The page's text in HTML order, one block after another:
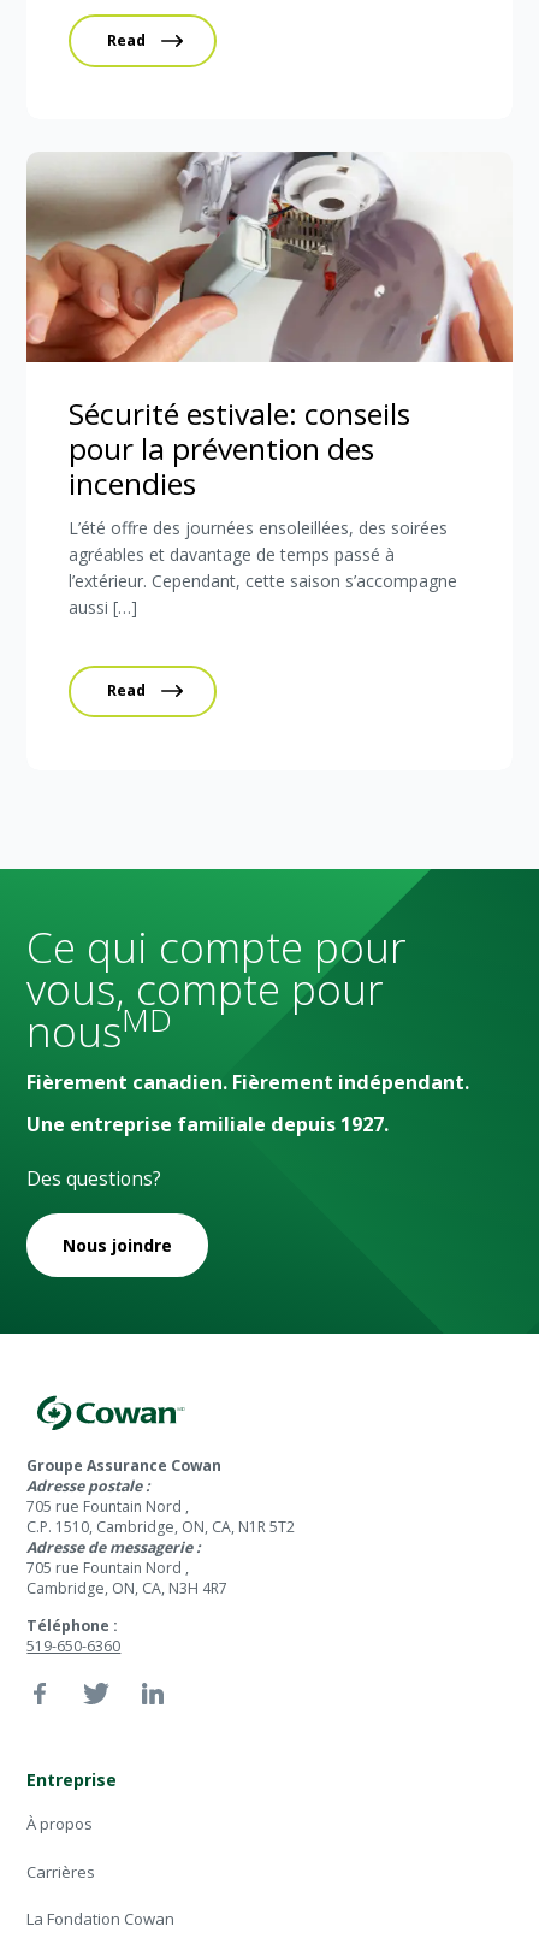
Read
Sécurité estivale: conseils
pour la prévention des
incendies
L’été offre des journées ensoleillées, des soirées
agréables et davantage de temps passé à
l’extérieur. Cependant, cette saison s’accompagne
aussi […]
Read
Ce qui compte pour
vous, compte pour
nousMD
Fièrement canadien. Fièrement indépendant.
Une entreprise familiale depuis 1927.
Des questions?
Nous joindre
Groupe Assurance Cowan
Adresse postale :
705 rue Fountain Nord ,
C.P. 1510, Cambridge, ON, CA, N1R 5T2
Adresse de messagerie :
705 rue Fountain Nord ,
Cambridge, ON, CA, N3H 4R7
Téléphone :
519-650-6360
Entreprise
À propos
Carrières
La Fondation Cowan